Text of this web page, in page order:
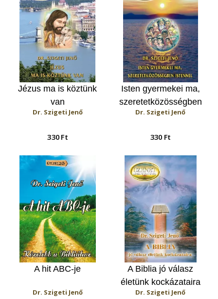
Jézus ma is köztünk
van
Dr. Szigeti Jenő
330 Ft
Isten gyermekei ma,
szeretetközösségben
Istennel
Dr. Szigeti Jenő
330 Ft
A hit ABC-je
Dr. Szigeti Jenő
A Biblia jó válasz
életünk kockázataira
Dr. Szigeti Jenő